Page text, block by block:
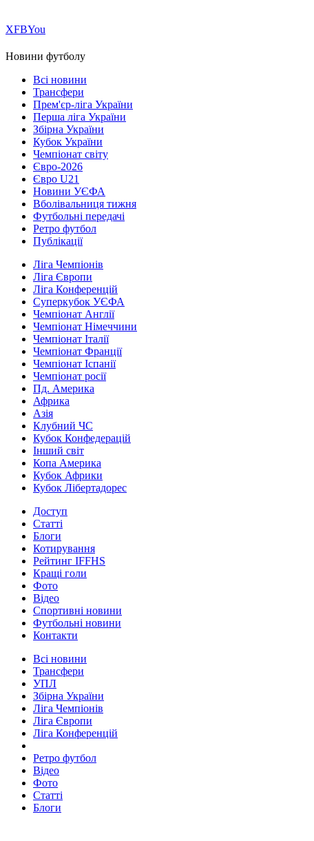
ХFBYou
Новини футболу
Всі новини
Трансфери
Прем'єр-ліга України
Перша ліга України
Збірна України
Кубок України
Чемпіонат світу
Євро-2026
Євро U21
Новини УЄФА
Вболівальниця тижня
Футбольні передачі
Ретро футбол
Публікації
Ліга Чемпіонів
Ліга Європи
Ліга Конференцій
Суперкубок УЄФА
Чемпіонат Англії
Чемпіонат Німеччини
Чемпіонат Італії
Чемпіонат Франції
Чемпіонат Іспанії
Чемпіонат росії
Пд. Америка
Африка
Азія
Клубний ЧС
Кубок Конфедерацій
Інший світ
Копа Америка
Кубок Африки
Кубок Лібертадорес
Доступ
Статті
Блоги
Котирування
Рейтинг IFFHS
Кращі голи
Фото
Відео
Спортивні новини
Футбольні новини
Контакти
Всі новини
Трансфери
УПЛ
Збірна України
Ліга Чемпіонів
Ліга Європи
Ліга Конференцій
Ретро футбол
Відео
Фото
Статті
Блоги